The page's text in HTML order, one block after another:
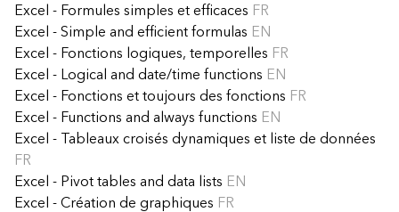
Excel - Formules simples et efficaces FR
Excel - Simple and efficient formulas EN
Excel - Fonctions logiques, temporelles FR
Excel - Logical and date/time functions EN
Excel - Fonctions et toujours des fonctions FR
Excel - Functions and always functions EN
Excel - Tableaux croisés dynamiques et liste de données
FR
Excel - Pivot tables and data lists EN
Excel - Création de graphiques FR